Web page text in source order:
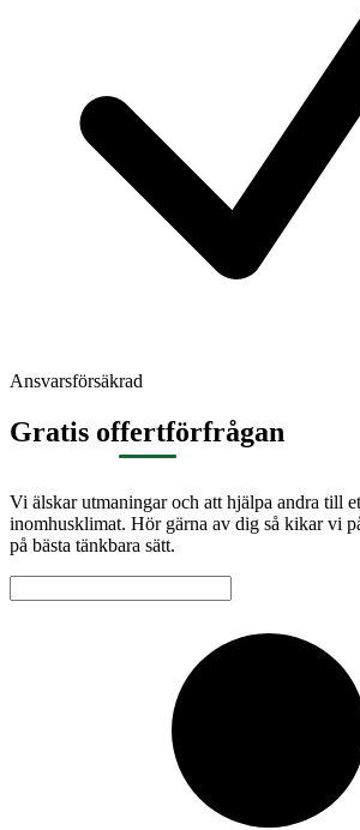
Ansvarsförsäkrad
Gratis offertförfrågan
Vi älskar utmaningar och att hjälpa andra till
inomhusklimat. Hör gärna av dig så kikar vi
på bästa tänkbara sätt.